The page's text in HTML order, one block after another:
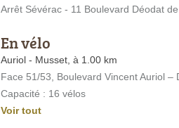
Arrêt Sévérac - 11 Boulevard Déodat
En vélo
Auriol - Musset, à 1.00 km
Face 51/53, Boulevard Vincent Auriol
Capacité : 16 vélos
Voir tout